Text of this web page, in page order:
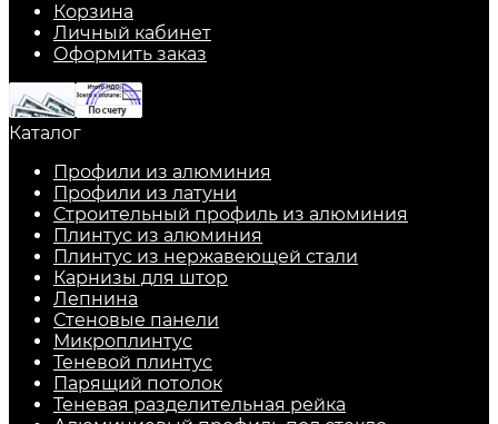
Корзина
Личный кабинет
Оформить заказ
Каталог
Профили из алюминия
Профили из латуни
Строительный профиль из алюминия
Плинтус из алюминия
Плинтус из нержавеющей стали
Карнизы для штор
Лепнина
Стеновые панели
Микроплинтус
Теневой плинтус
Парящий потолок
Теневая разделительная рейка